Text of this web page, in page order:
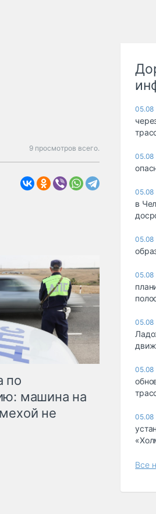
9 просмотров всего.
по
машина на
не
05.08
05.08
05.08
в
05.08
05.08
05.08
05.08
05.08
Все